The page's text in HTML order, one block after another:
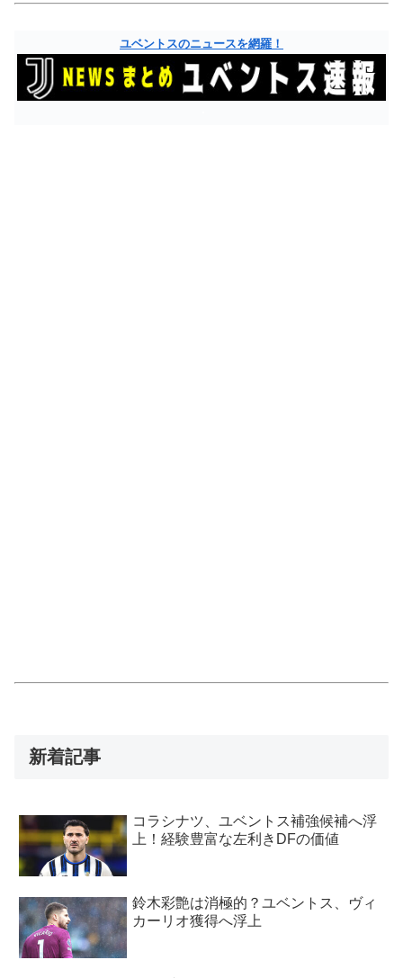
ユベントスのニュースを網羅！
新着記事
コラシナツ、ユベントス補強候補へ浮
上！経験豊富な左利きDFの価値
鈴木彩艶は消極的？ユベントス、ヴィ
カーリオ獲得へ浮上